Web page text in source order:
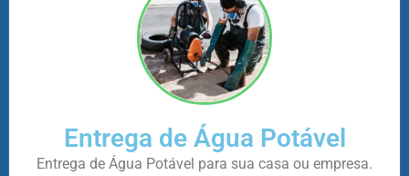
Entrega de Água Potável
Entrega de Água Potável para sua casa ou empresa.